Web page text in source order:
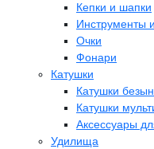
Кепки и шапки
Инструменты
Очки
Фонари
Катушки
Катушки
Катушки
Аксессуары
Удилища